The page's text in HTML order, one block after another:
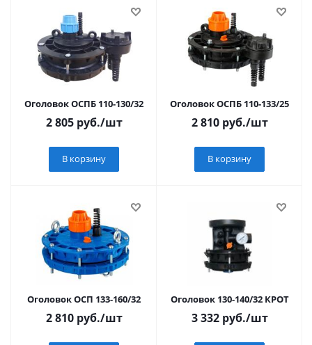
Оголовок ОСПБ 110-130/32
2 805руб./шт
В корзину
Оголовок ОСПБ 110-133/25
2 810руб./шт
В корзину
Оголовок ОСП 133-160/32
2 810руб./шт
Оголовок 130-140/32 КРОТ
3 332руб./шт